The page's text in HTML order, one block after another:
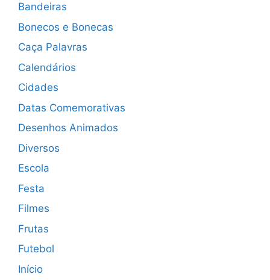
Bandeiras
Bonecos e Bonecas
Caça Palavras
Calendários
Cidades
Datas Comemorativas
Desenhos Animados
Diversos
Escola
Festa
Filmes
Frutas
Futebol
Início